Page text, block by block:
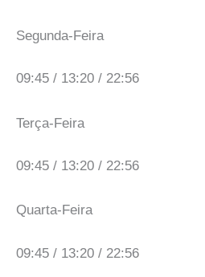
Segunda-Feira
09:45 / 13:20 / 22:56
Terça-Feira
09:45 / 13:20 / 22:56
Quarta-Feira
09:45 / 13:20 / 22:56